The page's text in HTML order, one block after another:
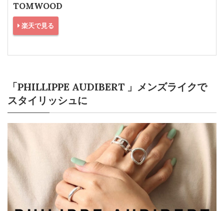
TOMWOOD
楽天で見る
「PHILLIPPE AUDIBERT 」メンズライクで
スタイリッシュに